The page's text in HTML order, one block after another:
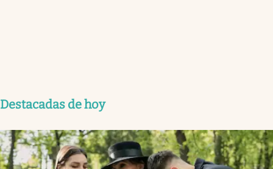
Destacadas de hoy